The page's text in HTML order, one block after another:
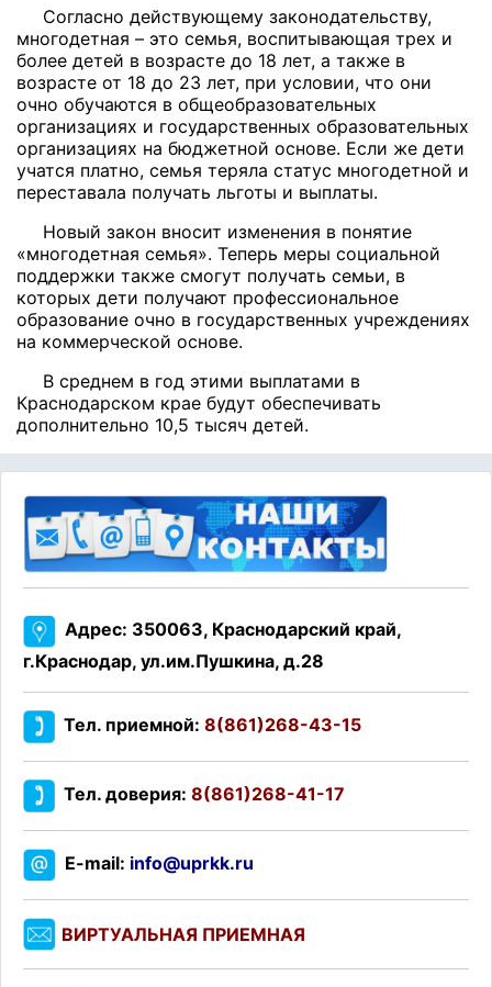
Согласно действующему законодательству,
многодетная – это семья, воспитывающая трех и
более детей в возрасте до 18 лет, а также в
возрасте от 18 до 23 лет, при условии, что они
очно обучаются в общеобразовательных
организациях и государственных образовательных
организациях на бюджетной основе. Если же дети
учатся платно, семья теряла статус многодетной и
переставала получать льготы и выплаты.
Новый закон вносит изменения в понятие
«многодетная семья». Теперь меры социальной
поддержки также смогут получать семьи, в
которых дети получают профессиональное
образование очно в государственных учреждениях
на коммерческой основе.
В среднем в год этими выплатами в
Краснодарском крае будут обеспечивать
дополнительно 10,5 тысяч детей.
Адрес: 350063, Краснодарский край,
г.Краснодар, ул.им.Пушкина, д.28
Тел. приемной: 8(861)268-43-15
Тел. доверия: 8(861)268-41-17
E-mail: info@uprkk.ru
ВИРТУАЛЬНАЯ ПРИЕМНАЯ